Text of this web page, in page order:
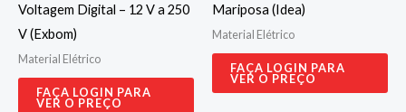
Voltagem Digital – 12 V a 250
V (Exbom)
Material Elétrico
FAÇA LOGIN PARA
VER O PREÇO
Mariposa (Idea)
Material Elétrico
FAÇA LOGIN PARA
VER O PREÇO